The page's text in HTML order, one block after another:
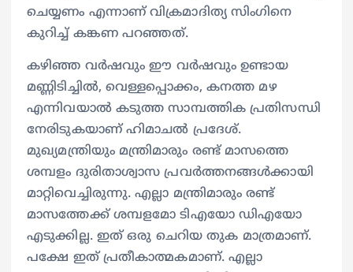
ചെയ്യണം എന്നാണ് വിക്രമാദിത്യ സിംഗിനെ
കുറിച്ച് കങ്കണ പറഞ്ഞത്.
കഴിഞ്ഞ വർഷവും ഈ വർഷവും ഉണ്ടായ
മണ്ണിടിച്ചിൽ, വെള്ളപ്പൊക്കം, കനത്ത മഴ
എന്നിവയാൽ കടുത്ത സാമ്പത്തിക പ്രതിസന്ധി
നേരിടുകയാണ് ഹിമാചൽ പ്രദേശ്.
മുഖ്യമന്ത്രിയും മന്ത്രിമാരും രണ്ട് മാസത്തെ
ശമ്പളം ദുരിതാശ്വാസ പ്രവർത്തനങ്ങൾക്കായി
മാറ്റിവെച്ചിരുന്നു. എല്ലാ മന്ത്രിമാരും രണ്ട്
മാസത്തേക്ക് ശമ്പളമോ ടിഎയോ ഡിഎയോ
എടുക്കില്ല. ഇത് ഒരു ചെറിയ തുക മാത്രമാണ്.
പക്ഷേ ഇത് പ്രതീകാത്മകമാണ്. എല്ലാ